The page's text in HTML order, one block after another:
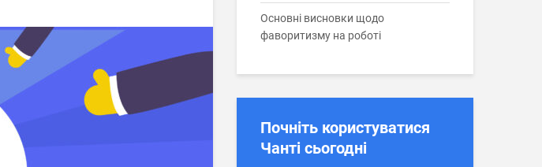
Основні висновки щодо
фаворитизму на роботі
Почніть користуватися
Чанті сьогодні